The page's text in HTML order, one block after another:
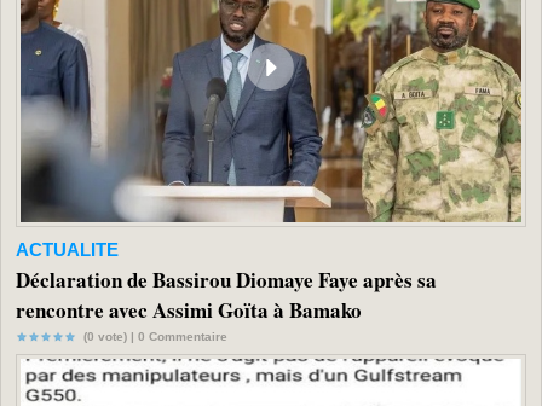
ACTUALITE
Déclaration de Bassirou Diomaye Faye après sa
rencontre avec Assimi Goïta à Bamako
(0 vote) | 0 Commentaire